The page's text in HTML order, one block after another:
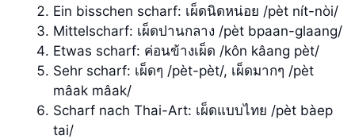
Ein bisschen scharf: เผ็ดนิดหน่อย /pèt nít-nòi/
Mittelscharf: เผ็ดปานกลาง /pèt bpaan-glaang/
Etwas scharf: ค่อนข้างเผ็ด /kôn kâang pèt/
Sehr scharf: เผ็ดๆ /pèt-pèt/, เผ็ดมากๆ /pèt
mâak mâak/
Scharf nach Thai-Art: เผ็ดแบบไทย /pèt bàep
tai/